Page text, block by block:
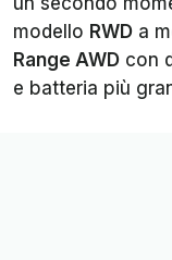
modello RWD a
Range AWD con
e batteria più